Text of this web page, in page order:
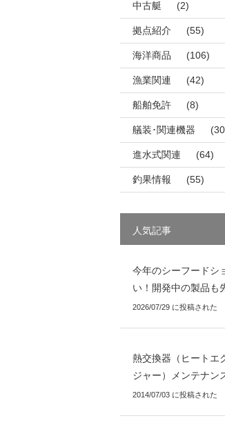
中古艇 (2)
拠点紹介 (55)
海洋商品 (106)
漁業関連 (42)
船舶免許 (8)
艤装･関連機器
進水式関連 (64)
釣果情報 (55)
人気記事
今年のシーフードシ
い！開発中の製品も
2026/07/29 に投稿された
熱交換器（ヒートエ
ジャー）メンテナン
2014/07/03 に投稿された